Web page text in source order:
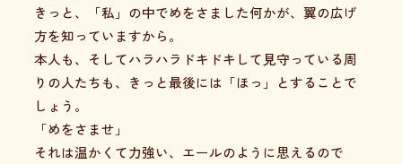
きっと、「私」の中でめをさました何かが、翼の広げ
方を知っていますから。
本人も、そしてハラハラドキドキして見守っている周
りの人たちも、きっと最後には「ほっ」とすることで
しょう。
「めをさませ」
それは温かくて力強い、エールのように思えるので